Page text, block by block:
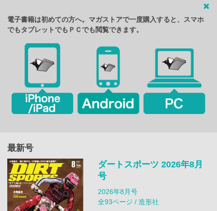
電子書籍は初めての方へ。マガストアで一度購入すると、スマホ
でもタブレットでもＰＣでも閲覧できます。
最新号
ダートスポーツ 2026年8月
号
2026年8月号
全93ページ / 造形社